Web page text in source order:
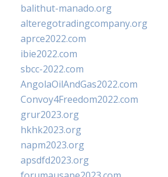
balithut-manado.org
alteregotradingcompany.org
aprce2022.com
ibie2022.com
sbcc-2022.com
AngolaOilAndGas2022.com
Convoy4Freedom2022.com
grur2023.org
hkhk2023.org
napm2023.org
apsdfd2023.org